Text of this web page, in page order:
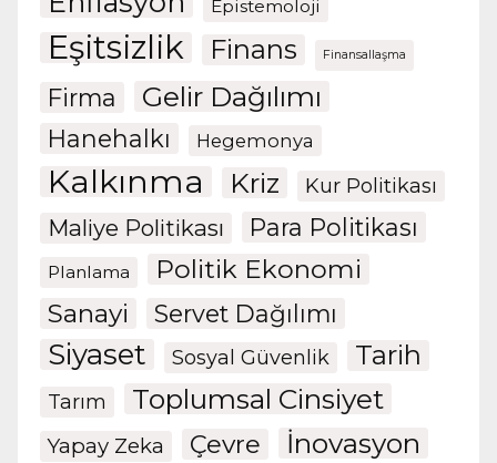
Epistemoloji
Eşitsizlik Finans Finansallaşma
Firma Gelir Dağılımı
Hanehalkı Hegemonya
Kalkınma Kriz Kur Politikası
Maliye Politikası Para Politikası
Planlama
Politik Ekonomi
Sanayi
Servet Dağılımı
Siyaset Sosyal Güvenlik Tarih
Tarım Toplumsal Cinsiyet
Yapay Zeka Çevre İnovasyon